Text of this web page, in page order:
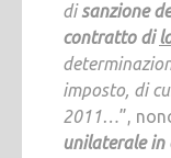
disanzione
contratto di
imposto, di
2011…”,
unilaterale in